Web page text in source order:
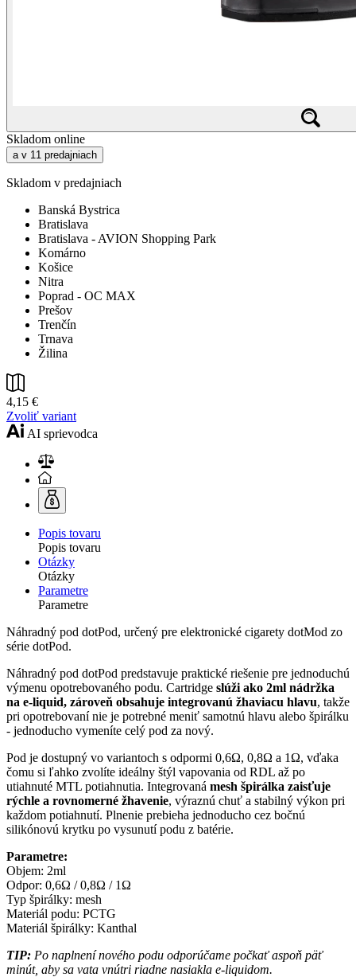
Skladom online
a v 11 predajniach
Skladom v predajniach
Banská Bystrica
Bratislava
Bratislava - AVION Shopping Park
Komárno
Košice
Nitra
Poprad - OC MAX
Prešov
Trenčín
Trnava
Žilina
4,15 €
Zvoliť variant
AI sprievodca
Popis tovaru
Popis tovaru
Otázky
Otázky
Parametre
Parametre
Náhradný pod dotPod, určený pre elektronické cigarety dotMod zo
série dotPod.
Náhradný pod dotPod predstavuje praktické riešenie pre jednoduchú
výmenu opotrebovaného podu. Cartridge slúži ako 2ml nádržka
na e-liquid, zároveň obsahuje integrovanú žhaviacu hlavu, takže
pri opotrebovaní nie je potrebné meniť samotnú hlavu alebo špirálku
- jednoducho vymeníte celý pod za nový.
Pod je dostupný vo variantoch s odpormi 0,6Ω, 0,8Ω a 1Ω, vďaka
čomu si ľahko zvolíte ideálny štýl vapovania od RDL až po
utiahnuté MTL potiahnutia. Integrovaná mesh špirálka zaisťuje
rýchle a rovnomerné žhavenie, výraznú chuť a stabilný výkon pri
každom potiahnutí. Plnenie prebieha jednoducho cez bočnú
silikónovú krytku po vysunutí podu z batérie.
Parametre:
Objem: 2ml
Odpor: 0,6Ω / 0,8Ω / 1Ω
Typ špirálky: mesh
Materiál podu: PCTG
Materiál špirálky: Kanthal
TIP: Po naplnení nového podu odporúčame počkať aspoň päť
minút, aby sa vata vnútri riadne nasiakla e-liquidom.